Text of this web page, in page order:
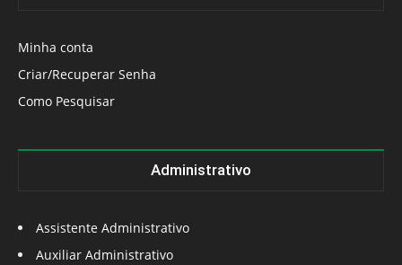
Minha conta
Criar/Recuperar Senha
Como Pesquisar
Administrativo
Assistente Administrativo
Auxiliar Administrativo